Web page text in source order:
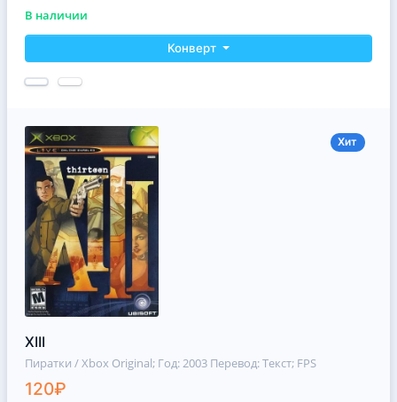
В наличии
Конверт
Хит
XIII
Пиратки / Xbox Original; Год: 2003 Перевод: Текст; FPS
120₽